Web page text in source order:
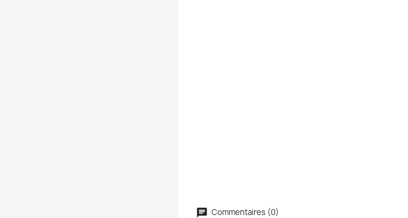
Commentaires (0)